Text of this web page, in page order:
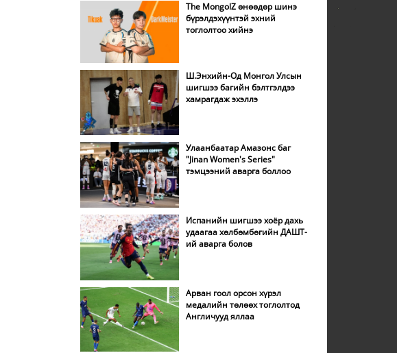
The MongolZ өнөөдөр шинэ
бүрэлдэхүүнтэй эхний
тоглолтоо хийнэ
Ш.Энхийн-Од Монгол Улсын
шигшээ багийн бэлтгэлдээ
хамрагдаж эхэллэ
Улаанбаатар Амазонс баг
"Jinan Women's Series"
тэмцээний аварга боллоо
Испанийн шигшээ хоёр дахь
удаагаа хөлбөмбөгийн ДАШТ-
ий аварга болов
Арван гоол орсон хүрэл
медалийн төлөөх тоглолтод
Англичууд яллаа